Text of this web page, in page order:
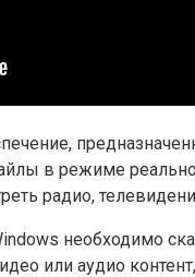
в режиме
радио,
необходимо
или аудио